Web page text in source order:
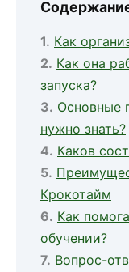
Как
Как она
запуска?
Основные
нужно знать?
Каков
Крокотайм
Как
обучении?
Вопрос-